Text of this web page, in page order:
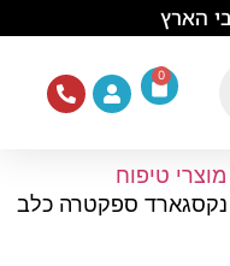
הארץ
0
מוצרי טיפוח
ספקטרה כלב